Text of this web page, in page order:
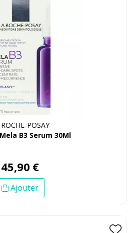
POSAY
B3 Serum 30Ml
45,90 €
Ajouter